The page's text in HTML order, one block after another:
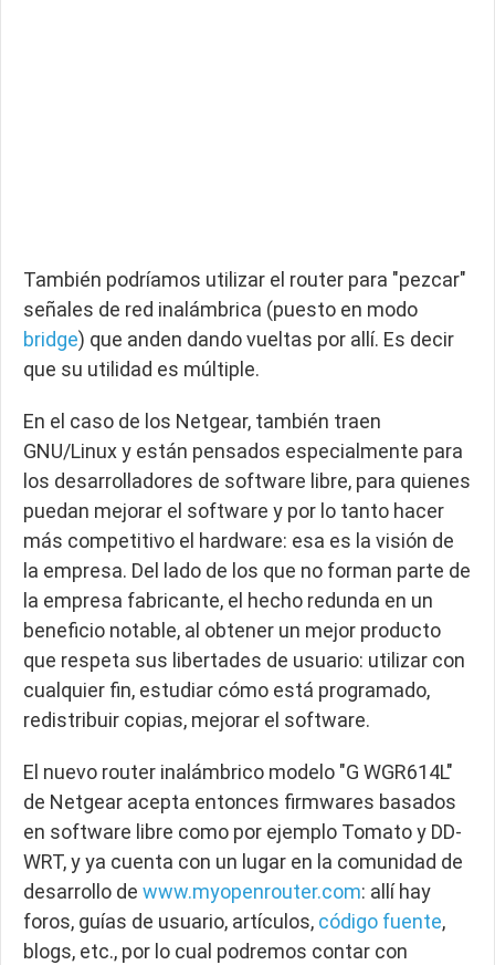
También podríamos utilizar el router para "pezcar"
señales de red inalámbrica (puesto en modo
bridge) que anden dando vueltas por allí. Es decir
que su utilidad es múltiple.
En el caso de los Netgear, también traen
GNU/Linux y están pensados especialmente para
los desarrolladores de software libre, para quienes
puedan mejorar el software y por lo tanto hacer
más competitivo el hardware: esa es la visión de
la empresa. Del lado de los que no forman parte de
la empresa fabricante, el hecho redunda en un
beneficio notable, al obtener un mejor producto
que respeta sus libertades de usuario: utilizar con
cualquier fin, estudiar cómo está programado,
redistribuir copias, mejorar el software.
El nuevo router inalámbrico modelo "G WGR614L"
de Netgear acepta entonces firmwares basados
en software libre como por ejemplo Tomato y DD-
WRT, y ya cuenta con un lugar en la comunidad de
desarrollo de www.myopenrouter.com: allí hay
foros, guías de usuario, artículos, código fuente,
blogs, etc., por lo cual podremos contar con